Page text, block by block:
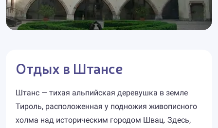
Отдых в Штансе
Штанс — тихая альпийская деревушка в земле
Тироль, расположенная у подножия живописного
холма над историческим городом Швац. Здесь,